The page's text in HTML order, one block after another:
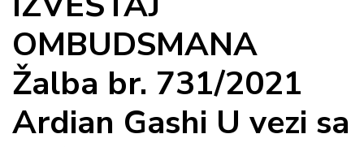
OMBUDSMANA
Žalba br. 731/2021
Ardian Gashi U vezi sa